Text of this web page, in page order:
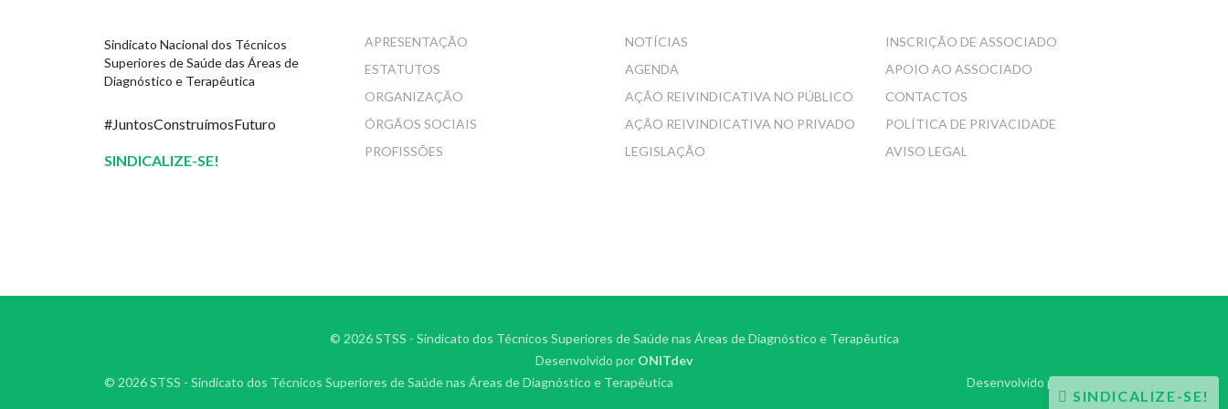
Sindicato Nacional dos Técnicos
Superiores de Saúde das Áreas de
Diagnóstico e Terapêutica
#JuntosConstruímosFuturo
SINDICALIZE-SE!
SINDICALIZE-SE!
APRESENTAÇÃO
ESTATUTOS
ORGANIZAÇÃO
ÓRGÃOS SOCIAIS
PROFISSÕES
NOTÍCIAS
AGENDA
AÇÃO REIVINDICATIVA NO PÚBLICO
AÇÃO REIVINDICATIVA NO PRIVADO
LEGISLAÇÃO
INSCRIÇÃO DE ASSOCIADO
APOIO AO ASSOCIADO
CONTACTOS
POLÍTICA DE PRIVACIDADE
AVISO LEGAL
© 2026 STSS - Sindicato dos Técnicos Superiores de Saúde nas Áreas de Diagnóstico e Terapêutica
Desenvolvido por ONITdev
© 2026 STSS - Sindicato dos Técnicos Superiores de Saúde nas Áreas de Diagnóstico e Terapêutica
Desenvolvido por